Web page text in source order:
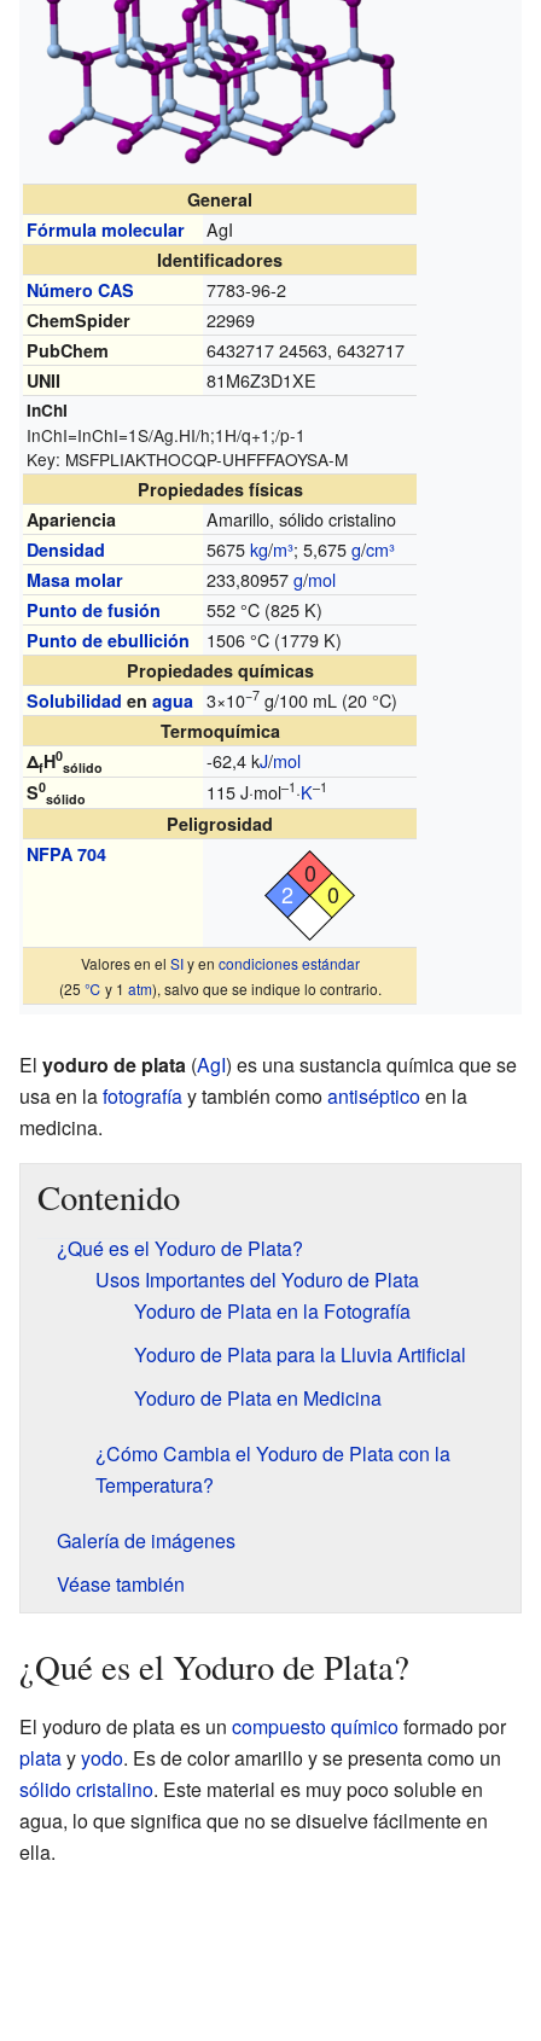
General
Fórmula molecular
AgI
Identificadores
Número CAS
7783-96-2
ChemSpider 22969
PubChem 6432717 24563, 6432717
UNII 81M6Z3D1XE
InChI
InChI=InChI=1S/Ag.HI/h;1H/q+1;/p-1
Key: MSFPLIAKTHOCQP-UHFFFAOYSA-M
Propiedades físicas
Apariencia
Amarillo, sólido cristalino
Densidad 5675kg/m³; 5,675g/cm³
Masa molar 233,80957g/mol
Punto de fusión 552 °C (825 K)
Punto de ebullición 1506 °C (1779 K)
Propiedades químicas
Solubilidad enagua 3×10−7 g/100 mL (20 °C)
Termoquímica
ΔfH0
sólido -62,4 kJ/mol
S0
sólido 115 J·mol–1 ·K–1
Peligrosidad
NFPA 704
0
2 0
Valores en el SIy en condiciones estándar
(25 ℃ y 1 atm), salvo que se indique lo contrario.
El yoduro de plata (AgI) es una sustancia química que se
usa en lafotografíay también comoantisépticoen la
medicina.
Contenido
¿Qué es el Yoduro de Plata?
Usos Importantes del Yoduro de Plata
Yoduro de Plata en la Fotografía
Yoduro de Plata para la Lluvia Artificial
Yoduro de Plata en Medicina
¿Cómo Cambia el Yoduro de Plata con la
Temperatura?
Galería de imágenes
Véase también
¿Qué es el Yoduro de Plata?
El yoduro de plata es un compuesto químicoformado por
platayyodo. Es de color amarillo y se presenta como un
sólido cristalino. Este material es muy poco soluble en
agua, lo que significa que no se disuelve fácilmente en
ella.